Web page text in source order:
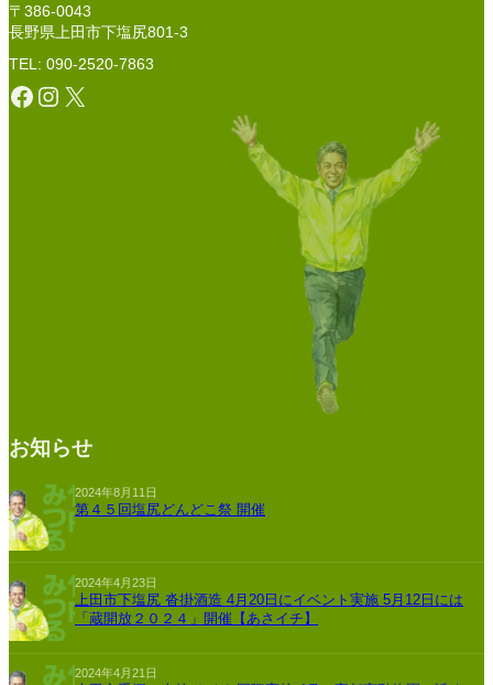
〒386-0043
長野県上田市下塩尻801-3
TEL: 090-2520-7863
Facebook Instagram X
お知らせ
2024年8月11日
第４５回塩尻どんどこ祭 開催
2024年4月23日
上田市下塩尻 沓掛酒造 4月20日にイベント実施 5月12日には
「蔵開放２０２４」開催【あさイチ】
2024年4月21日